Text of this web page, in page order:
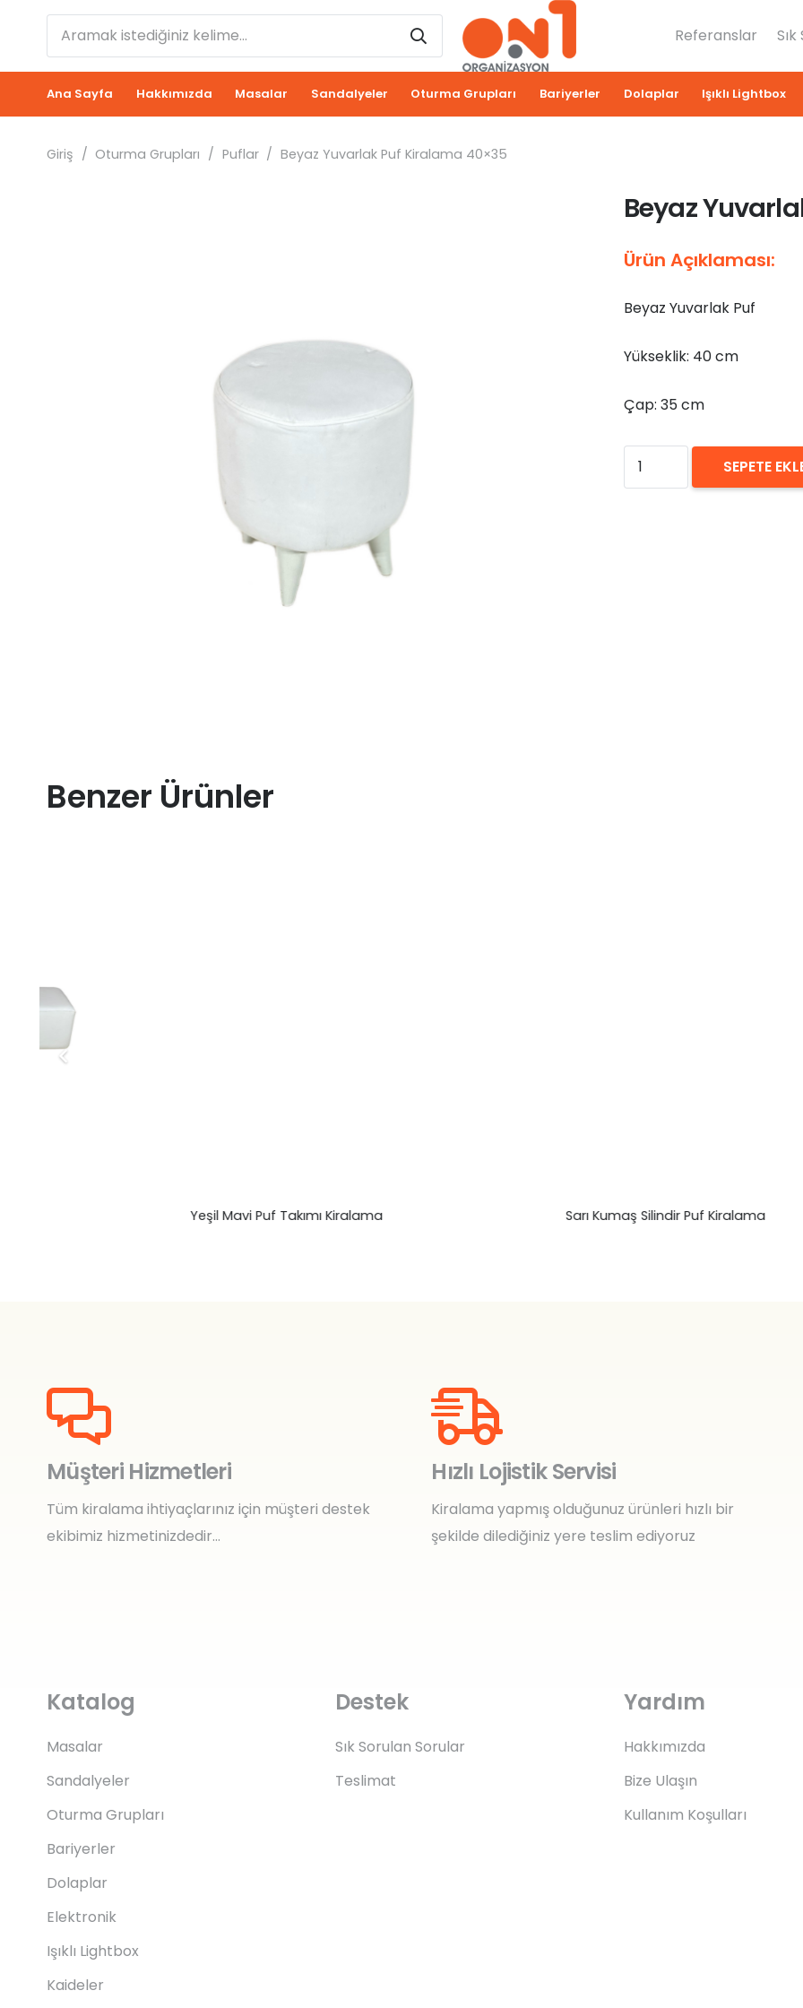
Referanslar
Ana Sayfa Hakkımızda Masalar Sandalyeler Oturma Grupları Bariyerler Dolaplar Işıklı Lightbox
Giriş / Oturma Grupları / Puflar / Beyaz Yuvarlak Puf Kiralama 40×35
Beyaz
Ürün Açıklaması:
Beyaz Yuvarlak Puf
Yükseklik: 40 cm
Çap: 35 cm
Beyaz
Yuvarlak
SEPETE
Benzer Ürünler
Yeşil Mavi Puf Takımı Kiralama Sarı Kumaş Silindir Puf Kiralama
Müşteri Hizmetleri
Tüm kiralama ihtiyaçlarınız için müşteri destek
ekibimiz hizmetinizdedir…
Hızlı Lojistik Servisi
Kiralama yapmış olduğunuz ürünleri hızlı bir
şekilde dilediğiniz yere teslim ediyoruz
Katalog
Masalar
Sandalyeler
Oturma Grupları
Bariyerler
Dolaplar
Elektronik
Işıklı Lightbox
Kaideler
Destek
Sık Sorulan Sorular
Teslimat
Yardım
Hakkımızda
Bize Ulaşın
Kullanım Koşulları